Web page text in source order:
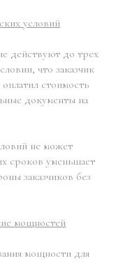
условий
действуют до трех
что заказчик
стоимость
документы на
не может
сроков уменьшает
заказчиков без
мощностей
мощности для